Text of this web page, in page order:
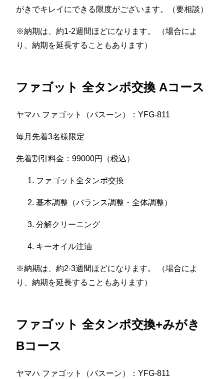
がきでキレイにできる限度がございます。（要相談）
※納期は、約1-2週間ほどになります。 （場合によ
り、納期を延長することもあります）
ファゴット 全タンポ交換 Aコース
ヤマハ ファゴット（バスーン）：YFG-811
毎月先着3名様限定
先着割引料金：99000円（税込）
ファゴット全タンポ交換
基本調整（バランス調整・全体調整）
分解クリーニング
キーオイル注油
※納期は、約2-3週間ほどになります。 （場合によ
り、納期を延長することもあります）
ファゴット 全タンポ交換+みがき
Bコース
ヤマハ ファゴット（バスーン）：YFG-811